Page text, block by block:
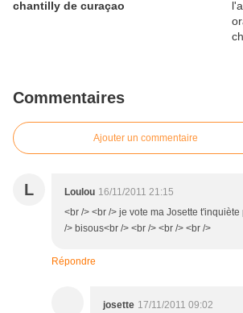
chantilly de curaçao
Commentaires
Ajouter un commentaire
L Loulou 16/11/2011 21:15
<br /> <br /> je vote ma Josette t'inquiète
/> bisous<br /> <br /> <br /> <br />
Répondre
josette 17/11/2011 09:02